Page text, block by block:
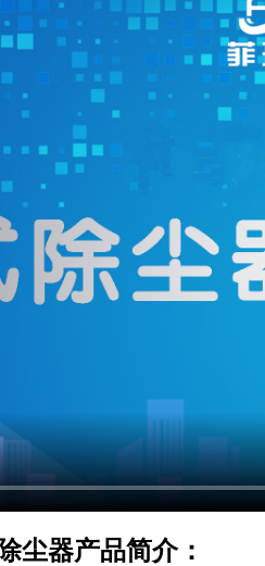
尘器产品简介：